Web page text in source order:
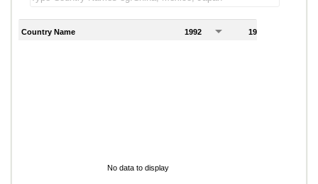
Country Name 1992 1993
No data to display